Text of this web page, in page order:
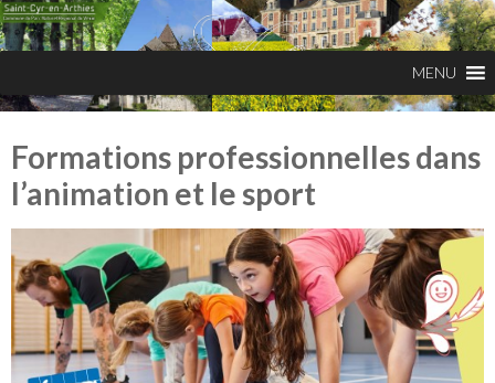
Formations professionnelles dans
l’animation et le sport